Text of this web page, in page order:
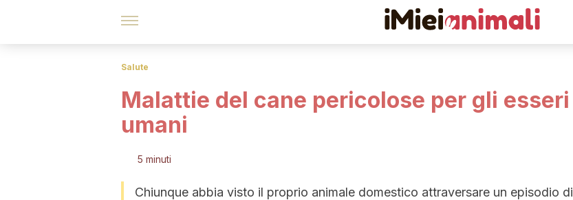
Salute
Malattie del cane pericolose per gli esseri
umani
5 minuti
Chiunque abbia visto il proprio animale domestico attraversare un episodio di